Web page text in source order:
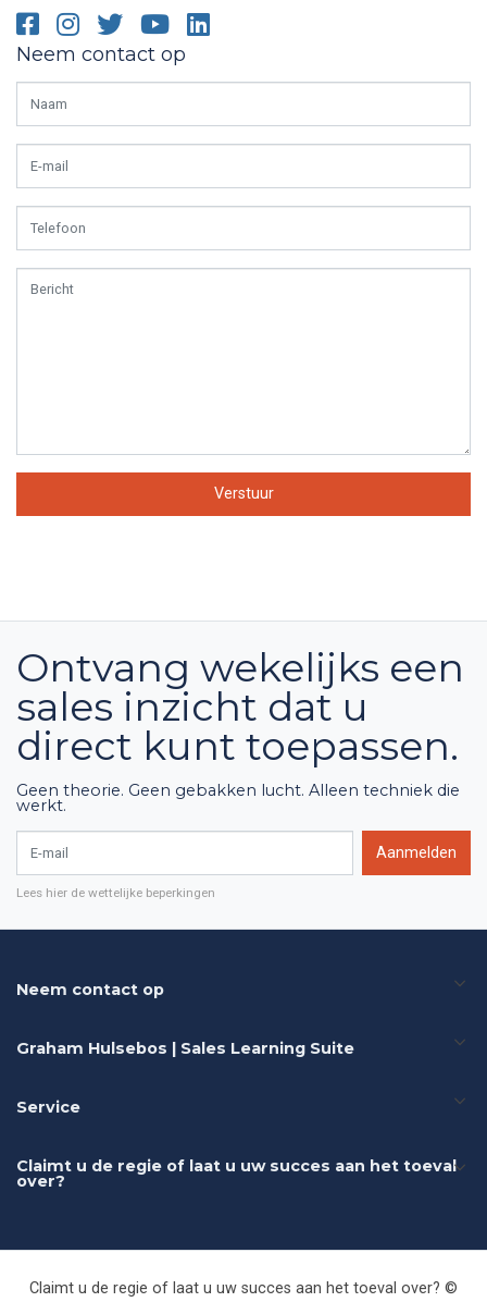
Facebook
Instagram
TwitterYoutubeLinkedIn
Neem contact op
Verstuur
Ontvang wekelijks een
sales inzicht dat u
direct kunt toepassen.
Geen theorie. Geen gebakken lucht. Alleen techniek die
werkt.
Aanmelden
Lees hier de wettelijke beperkingen
Neem contact op
Graham Hulsebos | Sales Learning Suite
Service
Claimt u de regie of laat u uw succes aan het toeval
over?
Claimt u de regie of laat u uw succes aan het toeval over? ©